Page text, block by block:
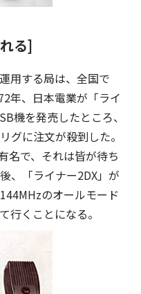
る]
用する局は、全国で
年、日本電業が「ライ
機を発売したところ、
グに注文が殺到した。
名で、それは皆が待ち
、「ライナー2DX」が
のオールモード
行くことになる。